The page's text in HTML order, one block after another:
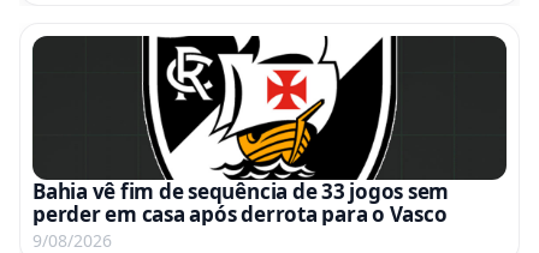
Bahia vê fim de sequência de 33 jogos sem
perder em casa após derrota para o Vasco
9/08/2026